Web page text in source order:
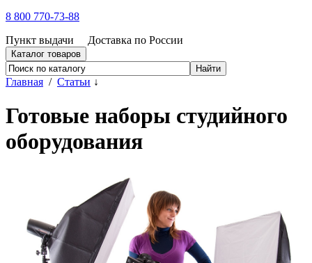
8 800 770-73-88
Пункт выдачи
Доставка по России
Каталог товаров
Главная / Статьи ↓
Готовые наборы студийного
оборудования